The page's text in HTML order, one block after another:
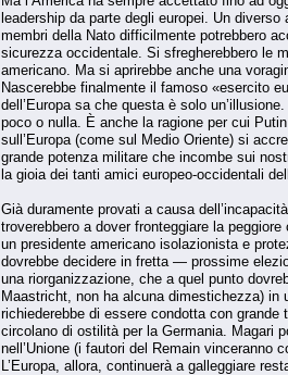
leadership da parte degli europei. Un
membri della Nato difficilmente potrebbero
sicurezza occidentale. Si sfregherebbero le
americano. Ma si aprirebbe anche una
Nascerebbe finalmente il famoso «esercito
dell’Europa sa che questa è solo
poco o nulla. È anche la ragione per cui
sull’Europa (come sul Medio Oriente) si
grande potenza militare che incombe sui
la gioia dei tanti amici europeo-occidentali
Già duramente provati a causa
troverebbero a dover fronteggiare la
un presidente americano isolazionista e
dovrebbe decidere in fretta — prossime
una riorganizzazione, che a quel punto
Maastricht, non ha alcuna dimestichezza) in
richiederebbe di essere condotta con
circolano di ostilità per la Germania. Magari
nell’Unione (i fautori del Remain vinceranno
L’Europa, allora, continuerà a galleggiare